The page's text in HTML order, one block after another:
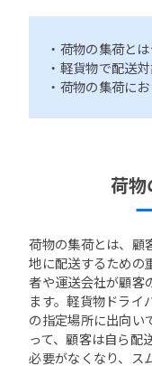
・荷物の集荷とは
・軽貨物で配送
・荷物の集荷に
荷物
荷物の集荷とは、顧
地に配送するための
者や運送会社が顧客
ます。軽貨物ドライ
の指定場所に出向い
って、顧客は自ら配
必要がなくなり、ス